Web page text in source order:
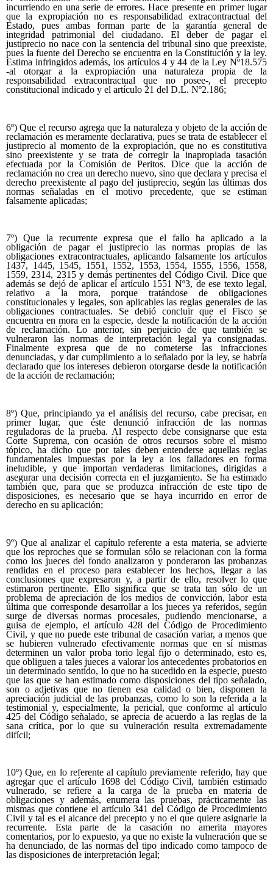
incurriendo en una serie de errores. Hace presente en primer lugar
que la expropiación no es responsabilidad extracontractual del
Estado, pues ambas forman parte de la garantía general de
integridad patrimonial del ciudadano. El deber de pagar el
justiprecio no nace con la sentencia del tribunal sino que preexiste,
pues la fuente del Derecho se encuentra en la Constitución y la ley.
Estima infringidos además, los artículos 4 y 44 de la Ley Nº18.575
-al otorgar a la expropiación una naturaleza propia de la
responsabilidad extracontractual que no posee-, el precepto
constitucional indicado y el artículo 21 del D.L. Nº2.186;
6º) Que el recurso agrega que la naturaleza y objeto de la acción de
reclamación es meramente declarativa, pues se trata de establecer el
justiprecio al momento de la expropiación, que no es constitutiva
sino preexistente y se trata de corregir la inapropiada tasación
efectuada por la Comisión de Peritos. Dice que la acción de
reclamación no crea un derecho nuevo, sino que declara y precisa el
derecho preexistente al pago del justiprecio, según las últimas dos
normas señaladas en el motivo precedente, que se estiman
falsamente aplicadas;
7º) Que la recurrente expresa que el fallo ha aplicado a la
obligación de pagar el justiprecio las normas propias de las
obligaciones extracontractuales, aplicando falsamente los artículos
1437, 1445, 1545, 1551, 1552, 1553, 1554, 1555, 1556, 1558,
1559, 2314, 2315 y demás pertinentes del Código Civil. Dice que
además se dejó de aplicar el artículo 1551 Nº3, de ese texto legal,
relativo a la mora, porque tratándose de obligaciones
constitucionales y legales, son aplicables las reglas generales de las
obligaciones contractuales. Se debió concluir que el Fisco se
encuentra en mora en la especie, desde la notificación de la acción
de reclamación. Lo anterior, sin perjuicio de que también se
vulneraron las normas de interpretación legal ya consignadas.
Finalmente expresa que de no cometerse las infracciones
denunciadas, y dar cumplimiento a lo señalado por la ley, se habría
declarado que los intereses debieron otorgarse desde la notificación
de la acción de reclamación;
8º) Que, principiando ya el análisis del recurso, cabe precisar, en
primer lugar, que éste denunció infracción de las normas
reguladoras de la prueba. Al respecto debe consignarse que esta
Corte Suprema, con ocasión de otros recursos sobre el mismo
tópico, ha dicho que por tales deben entenderse aquellas reglas
fundamentales impuestas por la ley a los falladores en forma
ineludible, y que importan verdaderas limitaciones, dirigidas a
asegurar una decisión correcta en el juzgamiento. Se ha estimado
también que, para que se produzca infracción de este tipo de
disposiciones, es necesario que se haya incurrido en error de
derecho en su aplicación;
9º) Que al analizar el capítulo referente a esta materia, se advierte
que los reproches que se formulan sólo se relacionan con la forma
como los jueces del fondo analizaron y ponderaron las probanzas
rendidas en el proceso para establecer los hechos, llegar a las
conclusiones que expresaron y, a partir de ello, resolver lo que
estimaron pertinente. Ello significa que se trata tan sólo de un
problema de apreciación de los medios de convicción, labor esta
última que corresponde desarrollar a los jueces ya referidos, según
surge de diversas normas procesales, pudiendo mencionarse, a
guisa de ejemplo, el artículo 428 del Código de Procedimiento
Civil, y que no puede este tribunal de casación variar, a menos que
se hubieren vulnerado efectivamente normas que en sí mismas
determinen un valor proba torio legal fijo o determinado, esto es,
que obliguen a tales jueces a valorar los antecedentes probatorios en
un determinado sentido, lo que no ha sucedido en la especie, puesto
que las que se han estimado como disposiciones del tipo señalado,
son o adjetivas que no tienen esa calidad o bien, disponen la
apreciación judicial de las probanzas, como lo son la referida a la
testimonial y, especialmente, la pericial, que conforme al artículo
425 del Código señalado, se aprecia de acuerdo a las reglas de la
sana crítica, por lo que su vulneración resulta extremadamente
difícil;
10º) Que, en lo referente al capítulo previamente referido, hay que
agregar que el artículo 1698 del Código Civil, también estimado
vulnerado, se refiere a la carga de la prueba en materia de
obligaciones y además, enumera las pruebas, prácticamente las
mismas que contiene el artículo 341 del Código de Procedimiento
Civil y tal es el alcance del precepto y no el que quiere asignarle la
recurrente. Esta parte de la casación no amerita mayores
comentarios, por lo expuesto, ya que no existe la vulneración que se
ha denunciado, de las normas del tipo indicado como tampoco de
las disposiciones de interpretación legal;